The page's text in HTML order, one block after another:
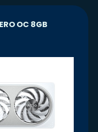
OC 8GB